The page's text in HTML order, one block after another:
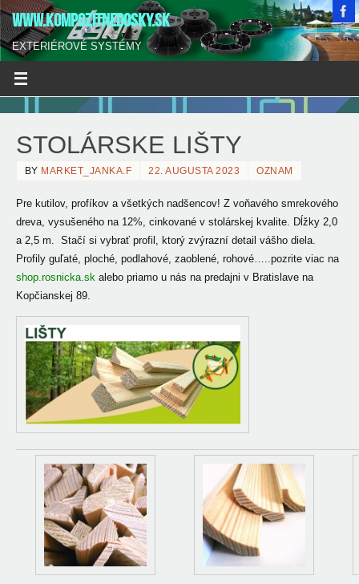
WWW.KOMPOZITNEDOSKY.SK
EXTERIÉROVÉ SYSTÉMY
STOLÁRSKE LIŠTY
BY MARKET_JANKA.F 22. AUGUSTA 2023 OZNAM
Pre kutilov, profíkov a všetkých nadšencov! Z voňavého smrekového
dreva, vysušeného na 12%, cinkované v stolárskej kvalite. Dĺžky 2,0
a 2,5 m. Stačí si vybrať profil, ktorý zvýrazní detail vášho diela.
Profily guľaté, ploché, podlahové, zaoblené, rohové…..pozrite viac na
shop.rosnicka.skalebo priamo u nás na predajni v Bratislave na
Kopčianskej 89.